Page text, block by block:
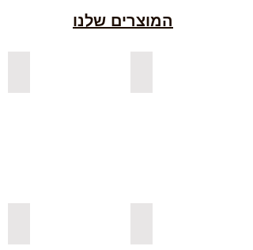
המוצרים שלנו